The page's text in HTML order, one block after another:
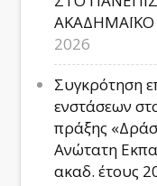
ΑΚΑΔΗΜΑΪΚΟ
2026
Συγκρότηση
ενστάσεων
πράξης
Ανώτατη
ακαδ. έτους